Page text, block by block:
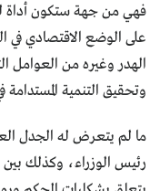
فهي من جهة ستكون أداة
على الوضع الاقتصادي
الهدر وغيره من العوامل
وتحقيق التنمية المستدامة
ما لم يتعرض له الجدل
رئيس الوزراء، وكذلك بين